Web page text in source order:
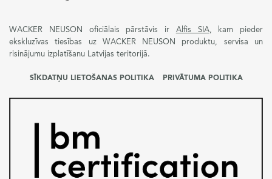
WACKER NEUSON oficiālais pārstāvis ir Alfis SIA, kam pieder
ekskluzīvas tiesības uz WACKER NEUSON produktu, servisa un
risinājumu izplatīšanu Latvijas teritorijā.
SĪKDATŅU LIETOŠANAS POLITIKA PRIVĀTUMA POLITIKA